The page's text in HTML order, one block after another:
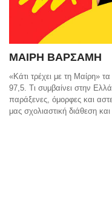
ΜΑΙΡΗ ΒΑΡΣΑΜΗ
«Κάτι τρέχει με τη Μαίρη»
97,5. Τι συμβαίνει στην
παράξενες, όμορφες και
μας σχολιαστική διάθεση